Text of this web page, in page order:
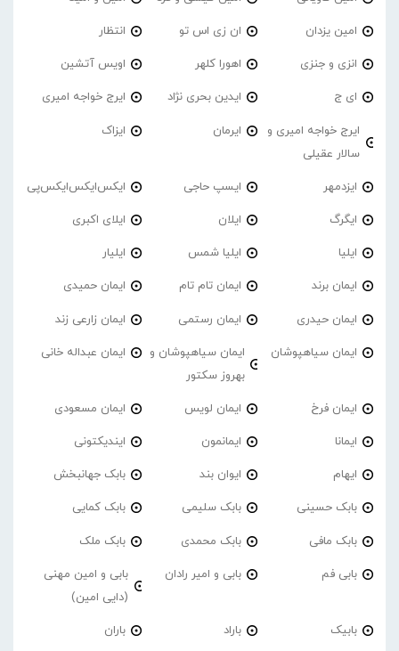
امین یزدان ان زی اس تو انتظار
انزی و جنزی اهورا کلهر اویس آتشین
ای ج ایدین بحری نژاد ایرج خواجه امیری
ایرج خواجه امیری و
سالار عقیلی
ایرمان ایزاک
ایزدمهر ایسپ حاجی ایکس‌ایکس‌ایکس‌پی
ایگرگ ایلان ایلای اکبری
ایلیا ایلیا شمس ایلیار
ایمان برند ایمان تام تام ایمان حمیدی
ایمان حیدری ایمان رستمی ایمان زارعی زند
ایمان سیاهپوشان
ایمان سیاهپوشان و
بهروز سکتور
ایمان عبداله خانی
ایمان فرخ ایمان لویس ایمان مسعودی
ایمانا ایمانمون ایندیکتونی
ایهام ایوان بند بابک جهانبخش
بابک حسینی بابک سلیمی بابک کمایی
بابک مافی بابک محمدی بابک ملک
بابی فم بابی و امیر رادان
بابی و امین مهنی
(دایی امین)
بابیک باراد باران